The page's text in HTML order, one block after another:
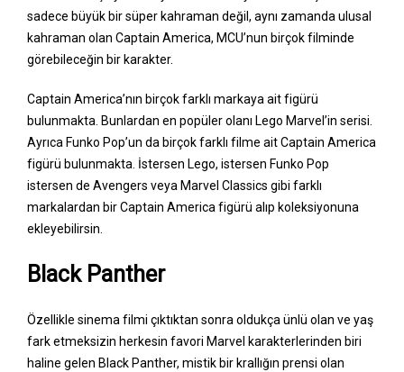
sadece büyük bir süper kahraman değil, aynı zamanda ulusal
kahraman olan Captain America, MCU’nun birçok filminde
görebileceğin bir karakter.
Captain America’nın birçok farklı markaya ait figürü
bulunmakta. Bunlardan en popüler olanı Lego Marvel’in serisi.
Ayrıca Funko Pop’un da birçok farklı filme ait Captain America
figürü bulunmakta. İstersen Lego, istersen Funko Pop
istersen de Avengers veya Marvel Classics gibi farklı
markalardan bir Captain America figürü alıp koleksiyonuna
ekleyebilirsin.
Black Panther
Özellikle sinema filmi çıktıktan sonra oldukça ünlü olan ve yaş
fark etmeksizin herkesin favori Marvel karakterlerinden biri
haline gelen Black Panther, mistik bir krallığın prensi olan